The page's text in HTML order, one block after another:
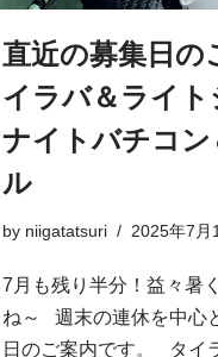
直近の募集日の
イラバ＆ライト
ナイトバチコン
ル
by niigatatsuri 2025年7月
7月も残り半分！益々暑
ね～ 週末の連休を中心
日のご案内です。 タイ